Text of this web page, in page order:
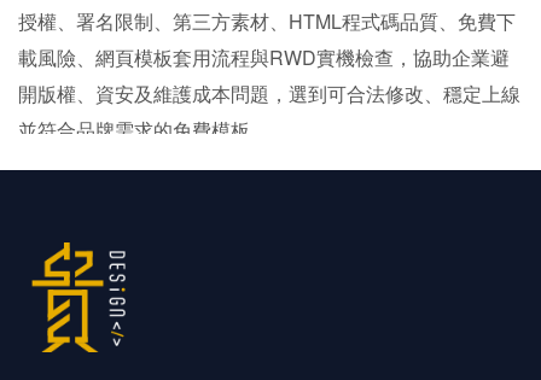
授權、署名限制、第三方素材、HTML程式碼品質、免費下
載風險、網頁模板套用流程與RWD實機檢查，協助企業避
開版權、資安及維護成本問題，選到可合法修改、穩定上線
並符合品牌需求的免費模板。